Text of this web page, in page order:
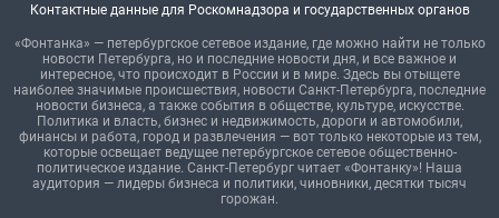
Контактные данные для Роскомнадзора и государственных органов
«Фонтанка» — петербургское сетевое издание, где можно найти не только
новости Петербурга, но и последние новости дня, и все важное и
интересное, что происходит в России и в мире. Здесь вы отыщете
наиболее значимые происшествия, новости Санкт-Петербурга, последние
новости бизнеса, а также события в обществе, культуре, искусстве.
Политика и власть, бизнес и недвижимость, дороги и автомобили,
финансы и работа, город и развлечения — вот только некоторые из тем,
которые освещает ведущее петербургское сетевое общественно-
политическое издание. Санкт-Петербург читает «Фонтанку»! Наша
аудитория — лидеры бизнеса и политики, чиновники, десятки тысяч
горожан.